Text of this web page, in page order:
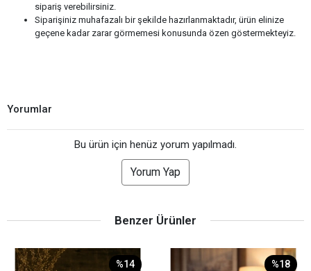
sipariş verebilirsiniz.
Siparişiniz muhafazalı bir şekilde hazırlanmaktadır, ürün elinize
geçene kadar zarar görmemesi konusunda özen göstermekteyiz.
Yorumlar
Bu ürün için henüz yorum yapılmadı.
Yorum Yap
Benzer Ürünler
%14 %18